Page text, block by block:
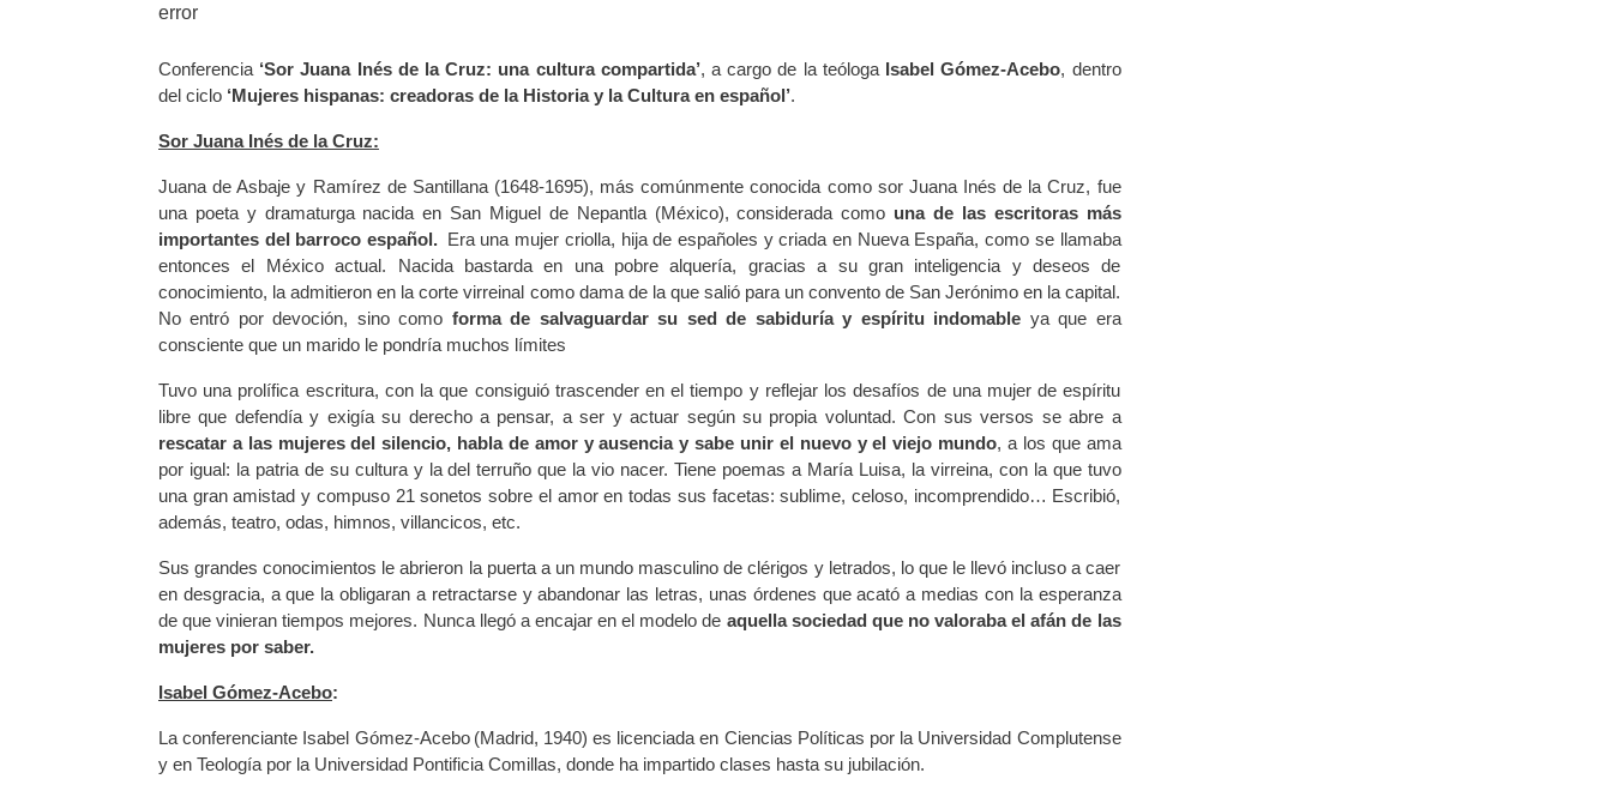
error
Conferencia ‘Sor Juana Inés de la Cruz: una cultura compartida’, a cargo de la teóloga Isabel Gómez-Acebo, dentro
del ciclo ‘Mujeres hispanas: creadoras de la Historia y la Cultura en español’.
Sor Juana Inés de la Cruz:
Juana de Asbaje y Ramírez de Santillana (1648-1695), más comúnmente conocida como sor Juana Inés de la Cruz, fue
una poeta y dramaturga nacida en San Miguel de Nepantla (México), considerada como una de las escritoras más
importantes del barroco español. Era una mujer criolla, hija de españoles y criada en Nueva España, como se llamaba
entonces el México actual. Nacida bastarda en una pobre alquería, gracias a su gran inteligencia y deseos de
conocimiento, la admitieron en la corte virreinal como dama de la que salió para un convento de San Jerónimo en la capital.
No entró por devoción, sino como forma de salvaguardar su sed de sabiduría y espíritu indomable ya que era
consciente que un marido le pondría muchos límites
Tuvo una prolífica escritura, con la que consiguió trascender en el tiempo y reflejar los desafíos de una mujer de espíritu
libre que defendía y exigía su derecho a pensar, a ser y actuar según su propia voluntad. Con sus versos se abre a
rescatar a las mujeres del silencio, habla de amor y ausencia y sabe unir el nuevo y el viejo mundo, a los que ama
por igual: la patria de su cultura y la del terruño que la vio nacer. Tiene poemas a María Luisa, la virreina, con la que tuvo
una gran amistad y compuso 21 sonetos sobre el amor en todas sus facetas: sublime, celoso, incomprendido… Escribió,
además, teatro, odas, himnos, villancicos, etc.
Sus grandes conocimientos le abrieron la puerta a un mundo masculino de clérigos y letrados, lo que le llevó incluso a caer
en desgracia, a que la obligaran a retractarse y abandonar las letras, unas órdenes que acató a medias con la esperanza
de que vinieran tiempos mejores. Nunca llegó a encajar en el modelo de aquella sociedad que no valoraba el afán de las
mujeres por saber.
Isabel Gómez-Acebo:
La conferenciante Isabel Gómez-Acebo (Madrid, 1940) es licenciada en Ciencias Políticas por la Universidad Complutense
y en Teología por la Universidad Pontificia Comillas, donde ha impartido clases hasta su jubilación.